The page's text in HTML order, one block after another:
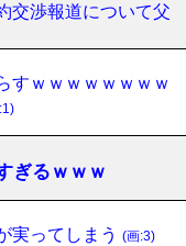
交渉報道について父
すｗｗｗｗｗｗｗｗ
ぎるｗｗｗ
実ってしまう (画:3)